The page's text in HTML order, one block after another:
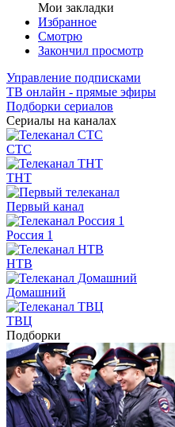
Мои закладки
Избранное
Смотрю
Закончил просмотр
Управление подписками
ТВ онлайн - прямые эфиры
Подборки сериалов
Сериалы на каналах
СТС
ТНТ
Первый канал
Россия 1
НТВ
Домашний
ТВЦ
Подборки